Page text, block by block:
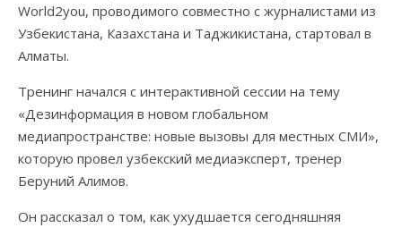
World2you, проводимого совместно с журналистами из
Узбекистана, Казахстана и Таджикистана, стартовал в
Алматы.
Тренинг начался с интерактивной сессии на тему
«Дезинформация в новом глобальном
медиапространстве: новые вызовы для местных СМИ»,
которую провел узбекский медиаэксперт, тренер
Беруний Алимов.
Он рассказал о том, как ухудшается сегодняшняя